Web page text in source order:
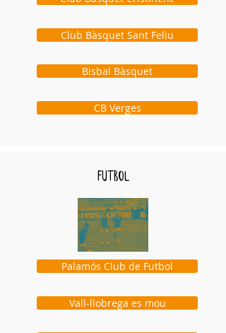
Club Bàsquet Sant Feliu
Bisbal Bàsquet
CB Verges
futbol
Palamós Club de Futbol
Vall-llobrega es mou